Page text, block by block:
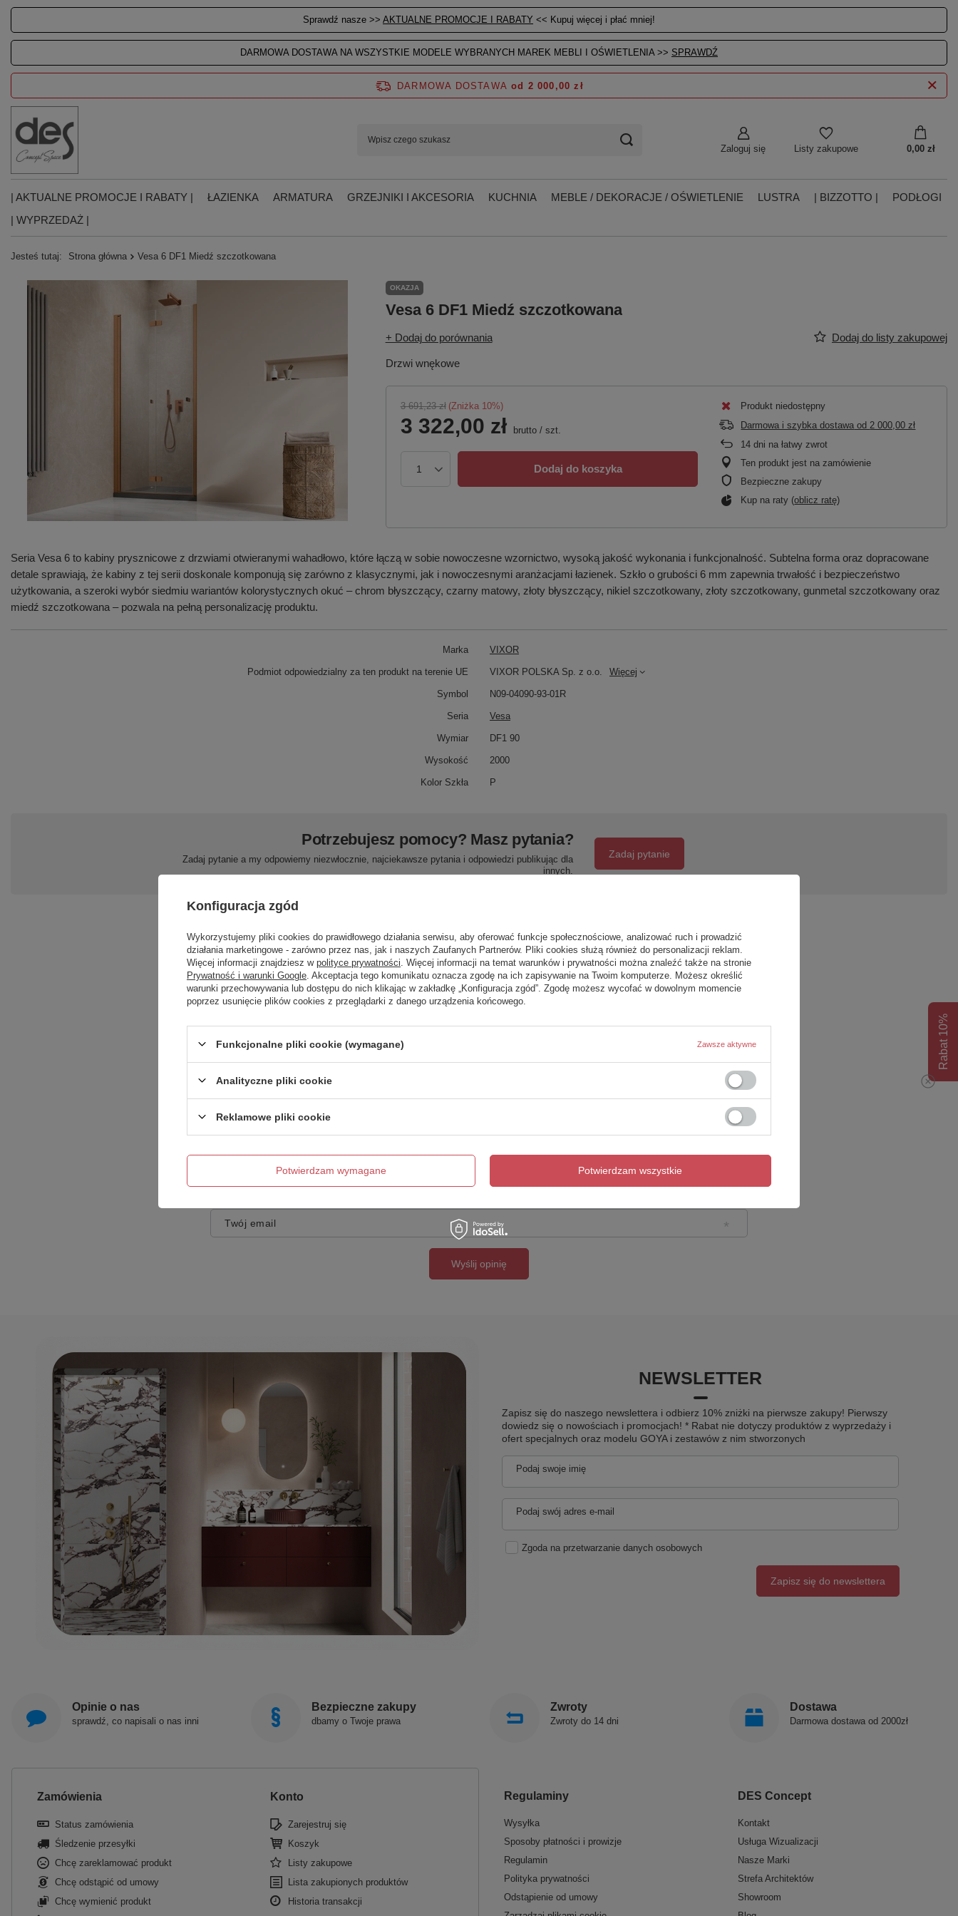
Sprawdź nasze >> AKTUALNE PROMOCJE I RABATY << Kupuj więcej i płać mniej!
DARMOWA DOSTAWA NA WSZYSTKIE MODELE WYBRANYCH MAREK MEBLI I OŚWIETLENIA >> SPRAWDŹ
Zaloguj się Listy zakupowe 0,00 zł
DARMOWA DOSTAWA od 2 000,00 zł
| AKTUALNE PROMOCJE I RABATY | ŁAZIENKA ARMATURA GRZEJNIKI I AKCESORIA KUCHNIA MEBLE / DEKORACJE / OŚWIETLENIE LUSTRA | BIZZOTTO |
PODŁOGI
| WYPRZEDAŻ |
Jesteś tutaj: Strona główna Vesa 6 DF1 Miedź szczotkowana
OKAZJA
Vesa 6 DF1 Miedź szczotkowana
+ Dodaj do porównania Dodaj do listy zakupowej
Drzwi wnękowe
3 691,23 zł (Zniżka 10%)
3 322,00 zł brutto/ szt.
Dodaj do koszyka
Produkt niedostępny
Darmowa i szybka dostawa od 2 000,00 zł
14 dni na łatwy zwrot
Ten produkt jest na zamówienie
Bezpieczne zakupy
Kup na raty (oblicz ratę)
Seria Vesa 6 to kabiny prysznicowe z drzwiami otwieranymi wahadłowo, które łączą w sobie nowoczesne wzornictwo, wysoką jakość wykonania i funkcjonalność. Subtelna forma oraz dopracowane
detale sprawiają, że kabiny z tej serii doskonale komponują się zarówno z klasycznymi, jak i nowoczesnymi aranżacjami łazienek. Szkło o grubości 6 mm zapewnia trwałość i bezpieczeństwo
użytkowania, a szeroki wybór siedmiu wariantów kolorystycznych okuć – chrom błyszczący, czarny matowy, złoty błyszczący, nikiel szczotkowany, złoty szczotkowany, gunmetal szczotkowany oraz
miedź szczotkowana – pozwala na pełną personalizację produktu.
Marka VIXOR
Podmiot odpowiedzialny za ten produkt na terenie UE VIXOR POLSKA Sp. z o.o. Więcej
Symbol N09-04090-93-01R
Seria Vesa
Wymiar DF1 90
Wysokość 2000
Kolor Szkła P
Potrzebujesz pomocy? Masz pytania?
Zadaj pytanie a my odpowiemy niezwłocznie, najciekawsze pytania i odpowiedzi publikując dla
innych.
Zadaj pytanie
Napisz swoją opinię
Twoja ocena:
5/5
Treść twojej opinii
Dodaj własne zdjęcie produktu:
Twoje imię
Twój email
Wyślij opinię
NEWSLETTER
Zapisz się do naszego newslettera i odbierz 10% zniżki na pierwsze zakupy! Pierwszy
dowiedz się o nowościach i promocjach! * Rabat nie dotyczy produktów z wyprzedaży i
ofert specjalnych oraz modelu GOYA i zestawów z nim stworzonych
Podaj swoje imię
Podaj swój adres e-mail
Zgoda na przetwarzanie danych osobowych
Zapisz się do newslettera
Opinie o nas
sprawdź, co napisali o nas inni
Bezpieczne zakupy
dbamy o Twoje prawa
Zwroty
Zwroty do 14 dni
Dostawa
Darmowa dostawa od 2000zł
Zamówienia
Status zamówienia
Śledzenie przesyłki
Chcę zareklamować produkt
Chcę odstąpić od umowy
Chcę wymienić produkt
Konto
Zarejestruj się
Koszyk
Listy zakupowe
Lista zakupionych produktów
Historia transakcji
Regulaminy
Wysyłka
Sposoby płatności i prowizje
Regulamin
Polityka prywatności
Odstąpienie od umowy
DES Concept
Kontakt
Usługa Wizualizacji
Nasze Marki
Strefa Architektów
Showroom
Rabat 10%
Konfiguracja zgód
Wykorzystujemy pliki cookies do prawidłowego działania serwisu, aby oferować funkcje społecznościowe, analizować ruch i prowadzić
działania marketingowe - zarówno przez nas, jak i naszych Zaufanych Partnerów. Pliki cookies służą również do personalizacji reklam.
Więcej informacji znajdziesz w polityce prywatności . Więcej informacji na temat warunków i prywatności można znaleźć także na stronie
Prywatność i warunki Google . Akceptacja tego komunikatu oznacza zgodę na ich zapisywanie na Twoim komputerze. Możesz określić
warunki przechowywania lub dostępu do nich klikając w zakładkę „Konfiguracja zgód”. Zgodę możesz wycofać w dowolnym momencie
poprzez usunięcie plików cookies z przeglądarki z danego urządzenia końcowego.
Funkcjonalne pliki cookie (wymagane) Zawsze aktywne
Analityczne pliki cookie
Reklamowe pliki cookie
Potwierdzam wymagane Potwierdzam wszystkie